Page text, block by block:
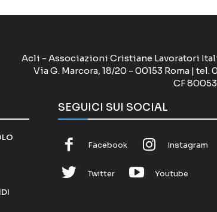
Acli - Associazioni Cristiane Lavoratori
Via G. Marcora, 18/20 - 00153 Roma | tel.
CF
SEGUICI SUI SOCIAL
Facebook Instagram
Twitter Youtube